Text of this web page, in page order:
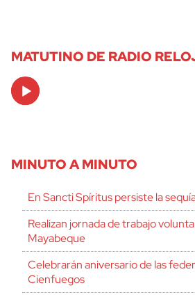
MATUTINO DE RADIO
Audio
Player
MINUTO A MINUTO
En Sancti Spíritus persiste la
Realizan jornada de trabajo
Mayabeque
Celebrarán aniversario de las
Cienfuegos